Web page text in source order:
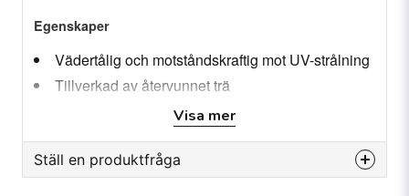
Egenskaper
Vädertålig och motståndskraftig mot UV-strålning
Tillverkad av återvunnet trä
För utomhusbruk och offentlig miljö
Specifikation
Diameter: Ø70 cm
Visa mer
Ställ en produktfråga